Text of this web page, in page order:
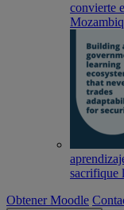
convierte
sacrifique
Obtener Moodle